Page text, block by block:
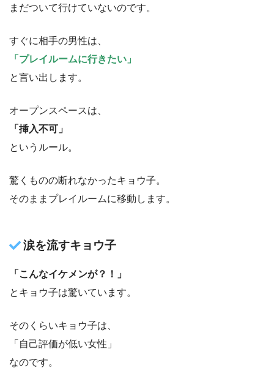
まだついて行けていないのです。
すぐに相手の男性は、
「プレイルームに行きたい」
と言い出します。
オープンスペースは、
「挿入不可」
というルール。
驚くものの断れなかったキョウ子。
そのままプレイルームに移動します。
涙を流すキョウ子
「こんなイケメンが？！」
とキョウ子は驚いています。
そのくらいキョウ子は、
「自己評価が低い女性」
なのです。